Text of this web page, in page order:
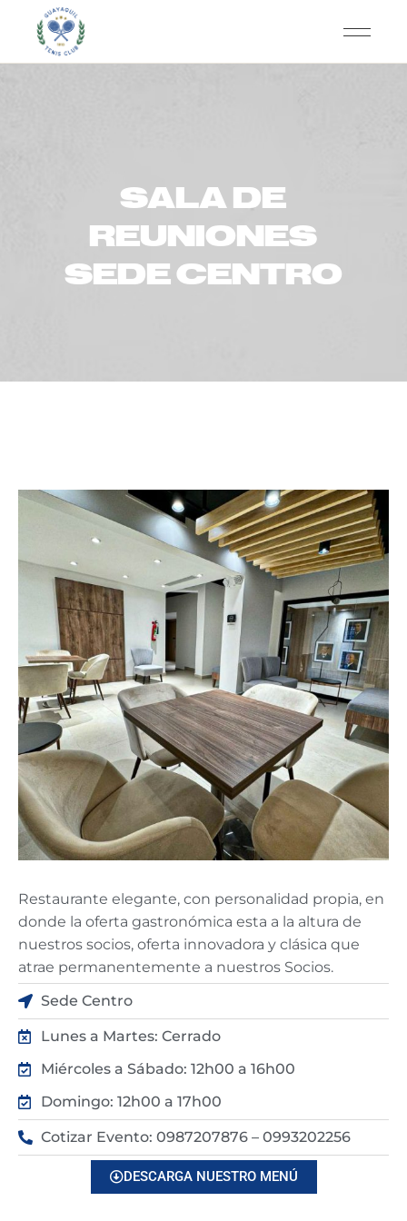
SALA DE
REUNIONES
SEDE CENTRO
Restaurante elegante, con personalidad propia, en
donde la oferta gastronómica esta a la altura de
nuestros socios, oferta innovadora y clásica que
atrae permanentemente a nuestros Socios.
Sede Centro
Lunes a Martes: Cerrado
Miércoles a Sábado: 12h00 a 16h00
Domingo: 12h00 a 17h00
Cotizar Evento: 0987207876 – 0993202256
DESCARGA NUESTRO MENÚ